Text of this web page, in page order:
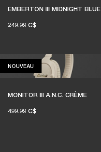
EMBERTON III MIDNIGHT BLUE
249.99 C$
NOUVEAU NOUVEAU
MONITOR III A.N.C. CRÈME
499.99 C$